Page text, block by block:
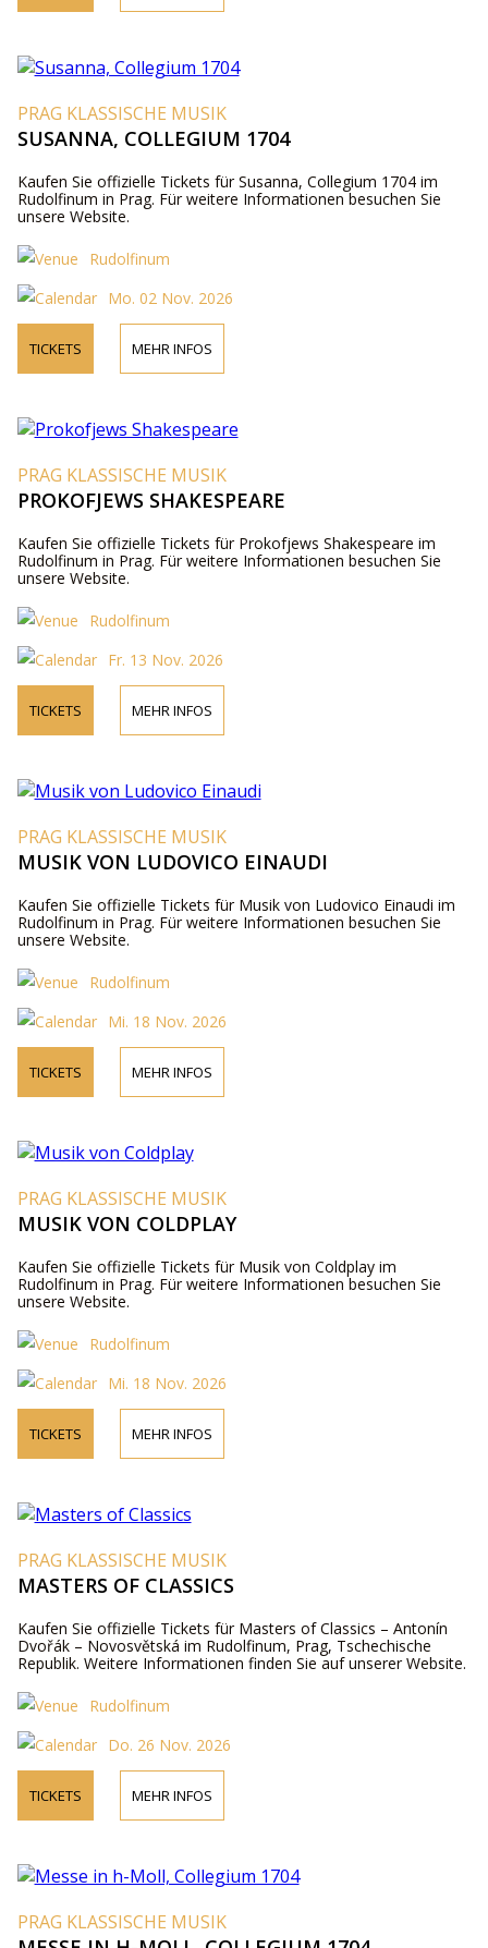
PRAG KLASSISCHE MUSIK
SUSANNA, COLLEGIUM 1704
Kaufen Sie offizielle Tickets für Susanna, Collegium 1704 im
Rudolfinum in Prag. Für weitere Informationen besuchen Sie
unsere Website.
Rudolfinum
Mo. 02 Nov. 2026
TICKETS MEHR INFOS
PRAG KLASSISCHE MUSIK
PROKOFJEWS SHAKESPEARE
Kaufen Sie offizielle Tickets für Prokofjews Shakespeare im
Rudolfinum in Prag. Für weitere Informationen besuchen Sie
unsere Website.
Rudolfinum
Fr. 13 Nov. 2026
TICKETS MEHR INFOS
PRAG KLASSISCHE MUSIK
MUSIK VON LUDOVICO EINAUDI
Kaufen Sie offizielle Tickets für Musik von Ludovico Einaudi im
Rudolfinum in Prag. Für weitere Informationen besuchen Sie
unsere Website.
Rudolfinum
Mi. 18 Nov. 2026
TICKETS MEHR INFOS
PRAG KLASSISCHE MUSIK
MUSIK VON COLDPLAY
Kaufen Sie offizielle Tickets für Musik von Coldplay im
Rudolfinum in Prag. Für weitere Informationen besuchen Sie
unsere Website.
Rudolfinum
Mi. 18 Nov. 2026
TICKETS MEHR INFOS
PRAG KLASSISCHE MUSIK
MASTERS OF CLASSICS
Kaufen Sie offizielle Tickets für Masters of Classics – Antonín
Dvořák – Novosvětská im Rudolfinum, Prag, Tschechische
Republik. Weitere Informationen finden Sie auf unserer Website.
Rudolfinum
Do. 26 Nov. 2026
TICKETS MEHR INFOS
PRAG KLASSISCHE MUSIK